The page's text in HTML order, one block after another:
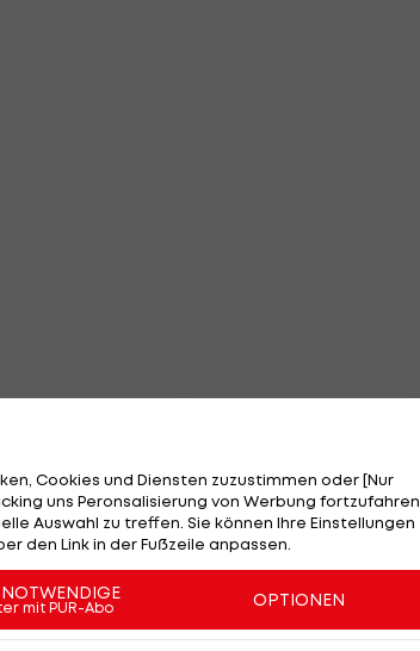
Cookies und Diensten zuzustimmen oder [Nur
uns Peronsalisierung von Werbung fortzufahren.
Auswahl zu treffen. Sie können Ihre Einstellungen
den Link in der Fußzeile anpassen.
mit PUR-Abo OPTIONEN